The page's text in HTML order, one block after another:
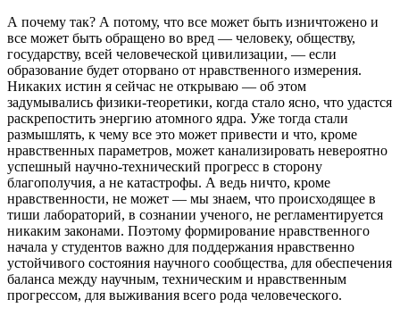
А почему так? А потому, что все может быть изничтожено и
все может быть обращено во вред — человеку, обществу,
государству, всей человеческой цивилизации, — если
образование будет оторвано от нравственного измерения.
Никаких истин я сейчас не открываю — об этом
задумывались физики-теоретики, когда стало ясно, что удастся
раскрепостить энергию атомного ядра. Уже тогда стали
размышлять, к чему все это может привести и что, кроме
нравственных параметров, может канализировать невероятно
успешный научно-технический прогресс в сторону
благополучия, а не катастрофы. А ведь ничто, кроме
нравственности, не может — мы знаем, что происходящее в
тиши лабораторий, в сознании ученого, не регламентируется
никаким законами. Поэтому формирование нравственного
начала у студентов важно для поддержания нравственно
устойчивого состояния научного сообщества, для обеспечения
баланса между научным, техническим и нравственным
прогрессом, для выживания всего рода человеческого.